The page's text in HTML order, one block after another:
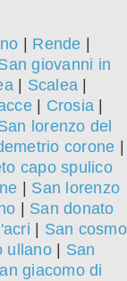
Rende
giovanni in
| Scalea
| Crosia
lorenzo del
corone
capo spulico
San lorenzo
San donato
San cosmo
ullano| San
giacomo di